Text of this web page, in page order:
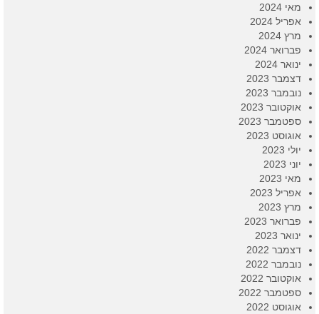
מאי 2024
אפריל 2024
מרץ 2024
פברואר 2024
ינואר 2024
דצמבר 2023
נובמבר 2023
אוקטובר 2023
ספטמבר 2023
אוגוסט 2023
יולי 2023
יוני 2023
מאי 2023
אפריל 2023
מרץ 2023
פברואר 2023
ינואר 2023
דצמבר 2022
נובמבר 2022
אוקטובר 2022
ספטמבר 2022
אוגוסט 2022